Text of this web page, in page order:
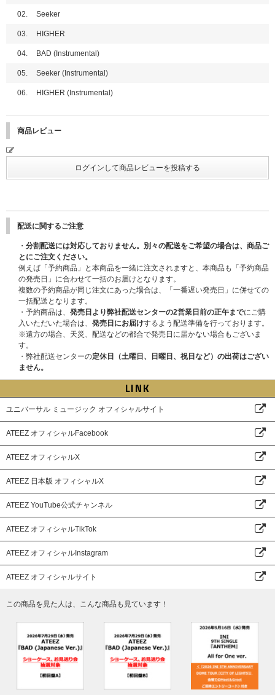
02. Seeker
03. HIGHER
04. BAD (Instrumental)
05. Seeker (Instrumental)
06. HIGHER (Instrumental)
商品レビュー
配送に関するご注意
・ 分割配送には対応しておりません。別々の配送をご希望の場合は、商品ご
とにご注文ください。
例えば「予約商品」と本商品を一緒に注文されますと、本商品も「予約商品
の発売日」に合わせて一括のお届けとなります。
複数の予約商品が同じ注文にあった場合は、「一番遅い発売日」に併せての
一括配送となります。
・予約商品は、 発売日より弊社配送センターの2営業日前の正午までにご購
入いただいた場合は、 発売日にお届けするよう配送準備を行っております。
※遠方の場合、天災、配送などの都合で発売日に届かない場合もございま
す。
・弊社配送センターの定休日（土曜日、日曜日、祝日など）の出荷はござい
ません。
LINK
ユニバーサル ミュージック オフィシャルサイト
ATEEZ オフィシャルFacebook
ATEEZ オフィシャルX
ATEEZ 日本版 オフィシャルX
ATEEZ YouTube公式チャンネル
ATEEZ オフィシャルTikTok
ATEEZ オフィシャルInstagram
ATEEZ オフィシャルサイト
この商品を見た人は、こんな商品も見ています！